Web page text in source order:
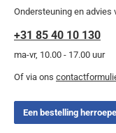
Ondersteuning en advies
+31 85 40 10 130
ma-vr, 10.00 - 17.00 uur
Of via ons
Een bestelling